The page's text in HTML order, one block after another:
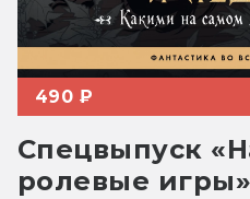
490 ₽
Спецвыпуск
ролевые игры»